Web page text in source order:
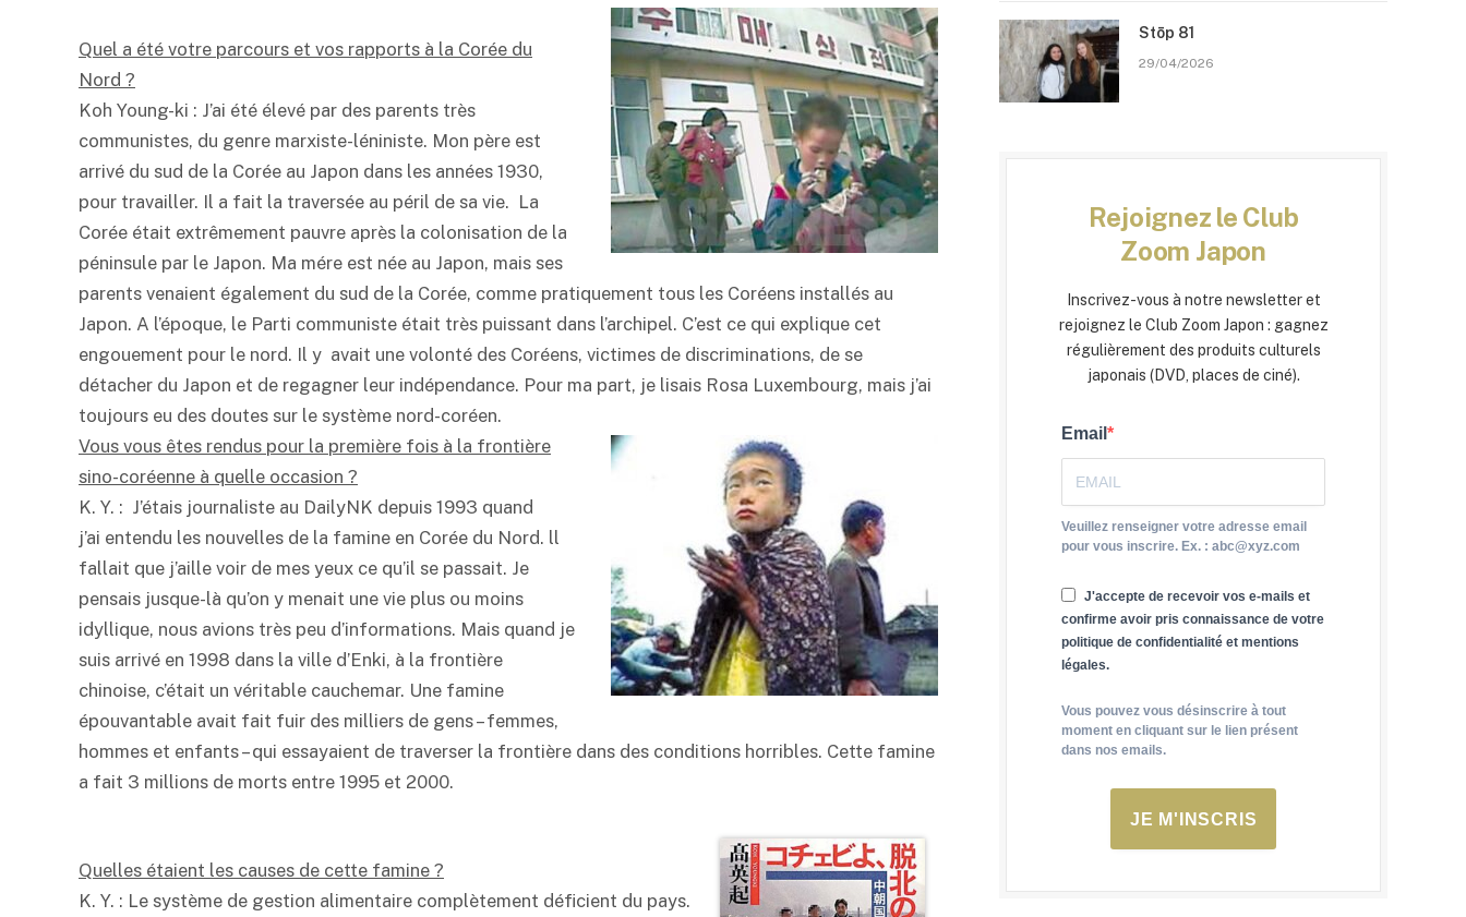
Quel a été votre parcours et vos rapports à la Corée du
Nord ?
Koh Young-ki : J’ai été élevé par des parents très
communistes, du genre marxiste-léniniste. Mon père est
arrivé du sud de la Corée au Japon dans les années 1930,
pour travailler. Il a fait la traversée au péril de sa vie. La
Corée était extrêmement pauvre après la colonisation de la
péninsule par le Japon. Ma mére est née au Japon, mais ses
parents venaient également du sud de la Corée, comme pratiquement tous les Coréens installés au
Japon. A l’époque, le Parti communiste était très puissant dans l’archipel. C’est ce qui explique cet
engouement pour le nord. Il y avait une volonté des Coréens, victimes de discriminations, de se
détacher du Japon et de regagner leur indépendance. Pour ma part, je lisais Rosa Luxembourg, mais j’ai
toujours eu des doutes sur le système nord-coréen.
Vous vous êtes rendus pour la première fois à la frontière
sino-coréenne à quelle occasion ?
K. Y. : J’étais journaliste au DailyNK depuis 1993 quand
j’ai entendu les nouvelles de la famine en Corée du Nord. ll
fallait que j’aille voir de mes yeux ce qu’il se passait. Je
pensais jusque-là qu’on y menait une vie plus ou moins
idyllique, nous avions très peu d’informations. Mais quand je
suis arrivé en 1998 dans la ville d’Enki, à la frontière
chinoise, c’était un véritable cauchemar. Une famine
épouvantable avait fait fuir des milliers de gens – femmes,
hommes et enfants – qui essayaient de traverser la frontière dans des conditions horribles. Cette famine
a fait 3 millions de morts entre 1995 et 2000.
Quelles étaient les causes de cette famine ?
K. Y. : Le système de gestion alimentaire complètement déficient du pays.
Stōp 81
29/04/2026
Rejoignez le Club
Zoom Japon
Inscrivez-vous à notre newsletter et
rejoignez le Club Zoom Japon : gagnez
régulièrement des produits culturels
japonais (DVD, places de ciné).
Email
Veuillez renseigner votre adresse email
pour vous inscrire. Ex. : abc@xyz.com
J'accepte de recevoir vos e-mails et
confirme avoir pris connaissance de votre
politique de confidentialité et mentions
légales.
Vous pouvez vous désinscrire à tout
moment en cliquant sur le lien présent
dans nos emails.
JE M'INSCRIS